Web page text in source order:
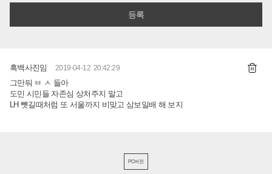
흑백사진임 2019-04-12 20:42:29
그만둬 ㅂ ㅅ 들아
도민 시민들 자존심 상처주지 말고
LH 뺏길때처럼 또 서울까지 비맞고 삼보일배 해 보지
PC버전